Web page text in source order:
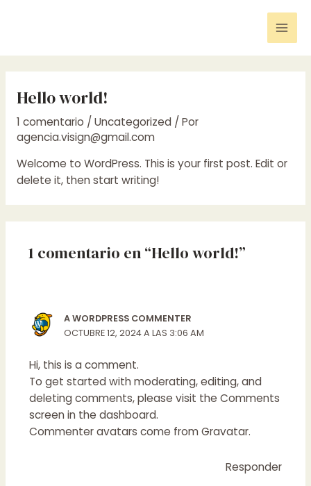
Hello world!
1 comentario / Uncategorized/ Por
agencia.visign@gmail.com
Welcome to WordPress. This is your first post. Edit or
delete it, then start writing!
1 comentario en “Hello world!”
A WORDPRESS COMMENTER
OCTUBRE 12, 2024 A LAS 3:06 AM
Hi, this is a comment.
To get started with moderating, editing, and
deleting comments, please visit the Comments
screen in the dashboard.
Commenter avatars come fromGravatar.
Responder